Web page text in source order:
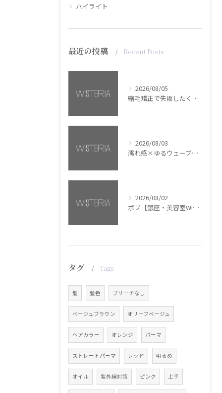
ハイライト
最近の投稿 Recent Posts
2026/08/05
縮毛矯正で失敗したくない方へ【銀座・美容室WISTERIA】
2026/08/03
濡れ感×ゆるウェーブミディアム【銀座・美容室WISTERIA】
2026/08/02
ボブ【銀座・美容室WISTERIA】
タグ Tags
髪 髪色 ブリーチなし
ベージュブラウン オリーブベージュ
ヘアカラー オレンジ パーマ
ストレートパーマ レッド 明るめ
オイル 紫外線対策 ピンク 上手